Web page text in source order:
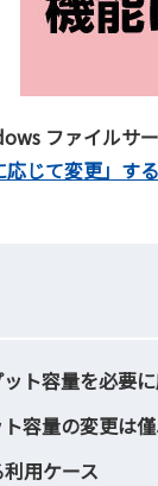
ファイルサ
じて変更」す
ット容量を必要
容量の変更は
用ケース